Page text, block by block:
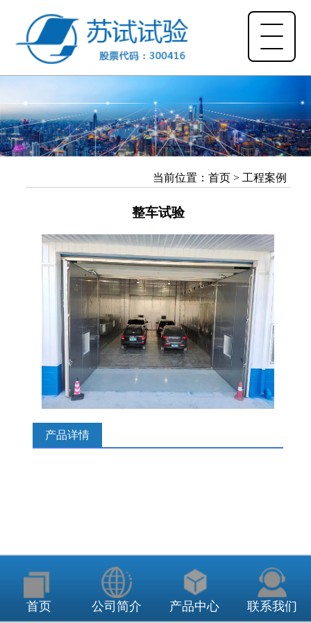
当前位置： 首页> 工程案例
整车试验
产品详情
上一篇：
测井仪疲劳试验
下一篇：
新能源气罐水平向振动试验
首页 公司简介 产品中心 联系我们